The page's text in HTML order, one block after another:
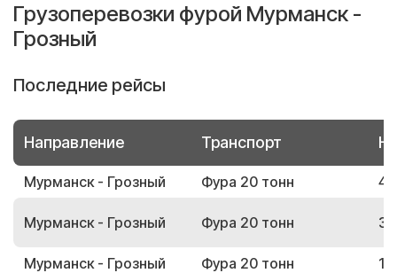
Грузоперевозки фурой Мурманск -
Грозный
Последние рейсы
Направление Транспорт
Мурманск - Грозный Фура 20 тонн
Мурманск - Грозный Фура 20 тонн
Мурманск - Грозный Фура 20 тонн